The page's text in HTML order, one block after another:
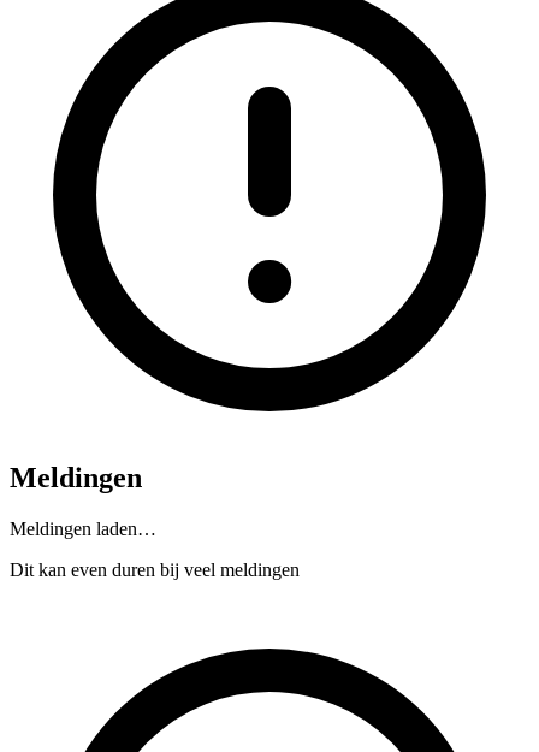
Meldingen
Meldingen laden…
Dit kan even duren bij veel meldingen